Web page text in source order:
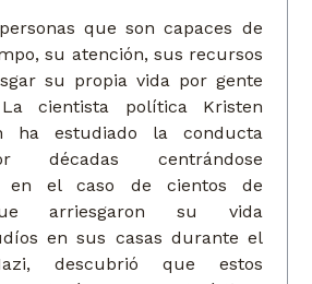
que son capaces de
su atención, sus recursos
su propia vida por gente
La cientista política Kristen
ha estudiado la conducta
décadas centrándose
en el caso de cientos de
arriesgaron su vida
en sus casas durante el
descubrió que estos